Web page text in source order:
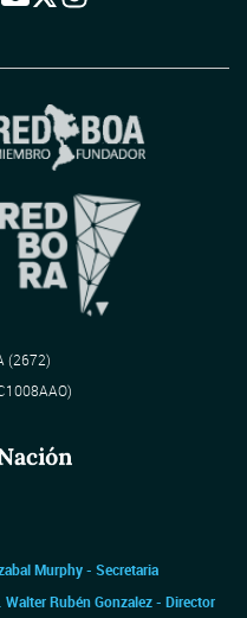
(2672)
Murphy - Secretaria
Walter Rubén Gonzalez - Director